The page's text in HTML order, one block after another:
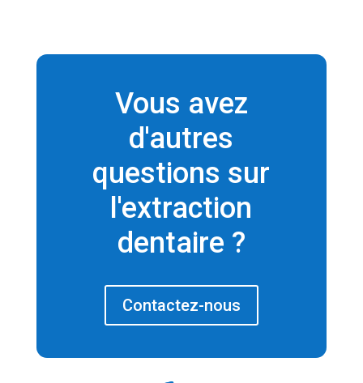
Vous avez
d'autres
questions sur
l'extraction
dentaire ?
Contactez-nous